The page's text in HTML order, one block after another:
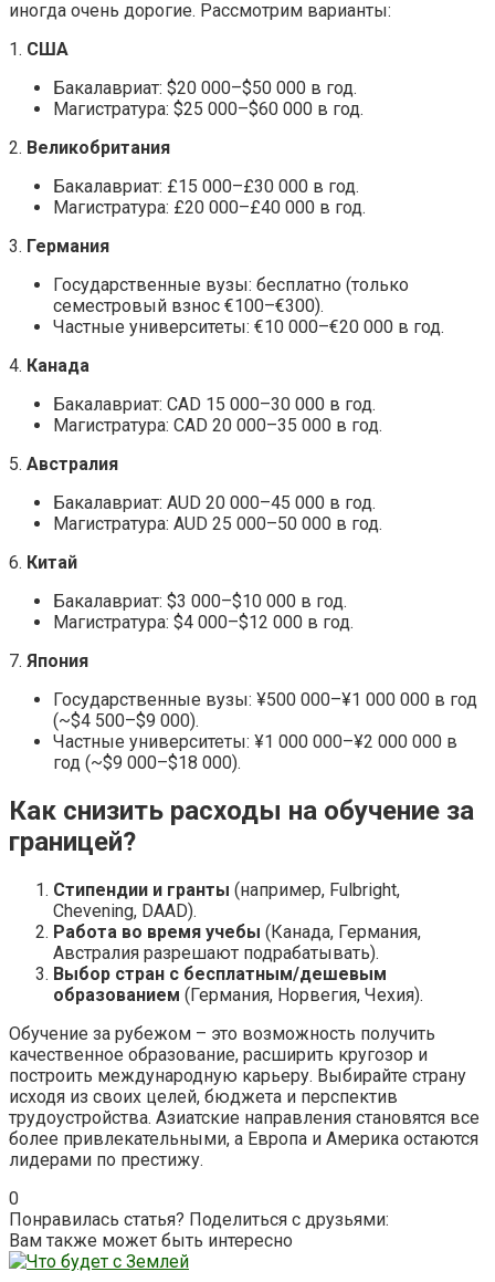
иногда очень дорогие. Рассмотрим варианты:
1. США
Бакалавриат: $20 000–$50 000 в год.
Магистратура: $25 000–$60 000 в год.
2. Великобритания
Бакалавриат: £15 000–£30 000 в год.
Магистратура: £20 000–£40 000 в год.
3. Германия
Государственные вузы: бесплатно (только
семестровый взнос €100–€300).
Частные университеты: €10 000–€20 000 в год.
4. Канада
Бакалавриат: CAD 15 000–30 000 в год.
Магистратура: CAD 20 000–35 000 в год.
5. Австралия
Бакалавриат: AUD 20 000–45 000 в год.
Магистратура: AUD 25 000–50 000 в год.
6. Китай
Бакалавриат: $3 000–$10 000 в год.
Магистратура: $4 000–$12 000 в год.
7. Япония
Государственные вузы: ¥500 000–¥1 000 000 в год
(~$4 500–$9 000).
Частные университеты: ¥1 000 000–¥2 000 000 в
год (~$9 000–$18 000).
Как снизить расходы на обучение за
границей?
Стипендии и гранты (например, Fulbright,
Chevening, DAAD).
Работа во время учебы (Канада, Германия,
Австралия разрешают подрабатывать).
Выбор стран с бесплатным/дешевым
образованием (Германия, Норвегия, Чехия).
Обучение за рубежом – это возможность получить
качественное образование, расширить кругозор и
построить международную карьеру. Выбирайте страну
исходя из своих целей, бюджета и перспектив
трудоустройства. Азиатские направления становятся все
более привлекательными, а Европа и Америка остаются
лидерами по престижу.
0
Понравилась статья? Поделиться с друзьями:
Вам также может быть интересно